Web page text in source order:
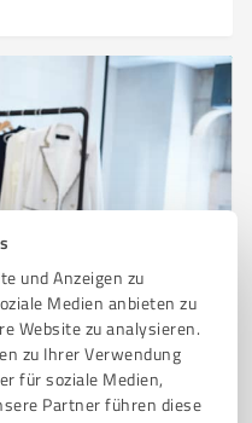
und Anzeigen zu
Medien anbieten zu
Website zu analysieren.
zu Ihrer Verwendung
für soziale Medien,
Partner führen diese
werden?
Sie ein von